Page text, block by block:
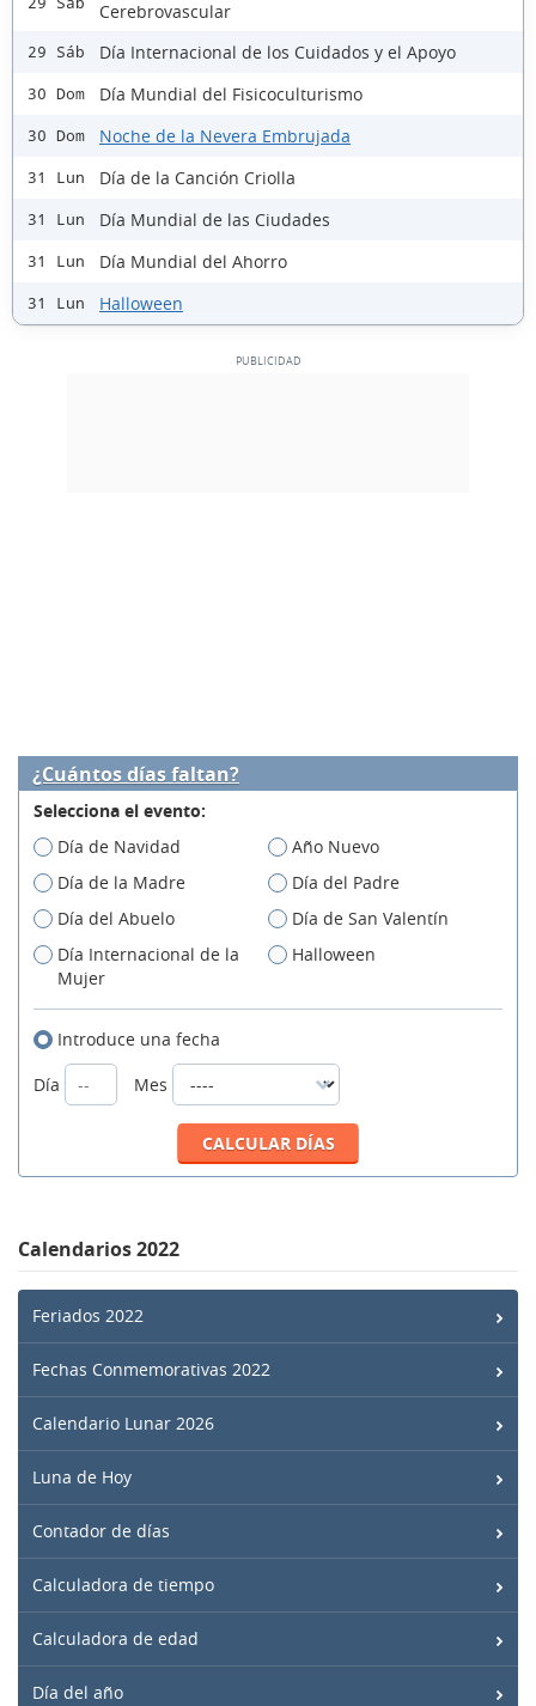
Cerebrovascular
29 Sáb Día Internacional de los Cuidados y el Apoyo
30 Dom Día Mundial del Fisicoculturismo
30 Dom Noche de la Nevera Embrujada
31 Lun Día de la Canción Criolla
31 Lun Día Mundial de las Ciudades
31 Lun Día Mundial del Ahorro
31 Lun Halloween
¿Cuántos días faltan?
Selecciona el evento:
Día de Navidad
Año Nuevo
Día de la Madre
Día del Padre
Día del Abuelo
Día de San Valentín
Día Internacional de la
Mujer
Halloween
Introduce una fecha
Día
Mes
Calendarios 2022
Feriados 2022
Fechas Conmemorativas 2022
Calendario Lunar 2026
Luna de Hoy
Contador de días
Calculadora de tiempo
Calculadora de edad
Día del año